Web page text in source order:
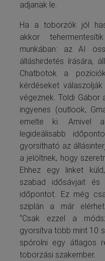
adjanak le.
Ha a toborzók jól
akkor
munkában: az AI
álláshirdetés írására,
Chatbotok a
kérdéseket
végeznek. Toldi Gábor
ingyenes (outlook,
emelte ki. Amivel
legideálisabb
gyorsítható az
a jelöltnek, hogy
Ehhez egy linket
szabad idősávjait
időpontot. Ez még
sziplán a már
“Csak ezzel a
gyorsítva több mint 10
spórolni egy átlagos
toborzási szakember.